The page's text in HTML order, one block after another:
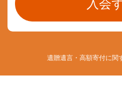
遺贈遺言・高額寄付に関